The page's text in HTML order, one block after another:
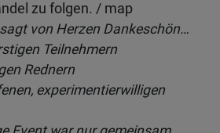
zu folgen. / map
von Herzen Dankeschön…
Teilnehmern
Rednern
experimentierwilligen